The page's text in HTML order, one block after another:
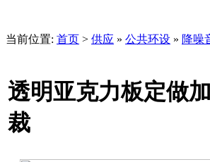
当前位置: 首页 > 供应 » 公共环设 » 降噪
透明亚克力板定做
裁